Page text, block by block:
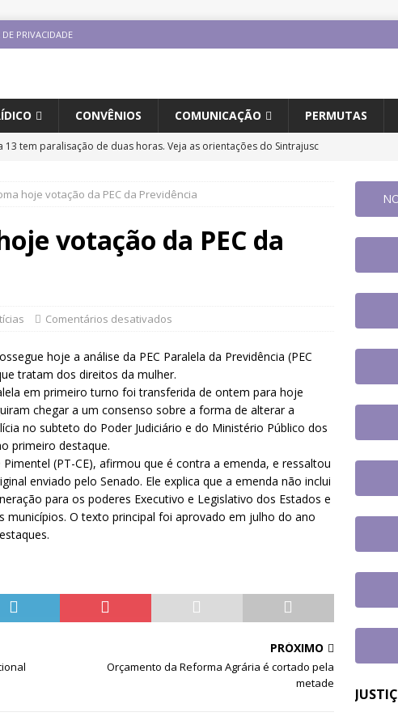
PRIVACIDADE
CONVÊNIOS COMUNICAÇÃO PERMUTAS
13 tem paralisação de duas horas. Veja as orientações do Sintrajusc
participará do 20º Encontro Nacional de Aposentados e
se reúne com a nova coordenadora do Fórum de Carreira do
dos trabalhos
extingue aposentadoria compulsória como punição máxima para
do cargo
DESTAQUES
hoje votação da PEC da Previdência
votação da PEC da
Comentários desativados
hoje a análise da PEC Paralela da Previdência (PEC
tratam dos direitos da mulher.
em primeiro turno foi transferida de ontem para hoje
chegar a um consenso sobre a forma de alterar a
no subteto do Poder Judiciário e do Ministério Público dos
primeiro destaque.
(PT-CE), afirmou que é contra a emenda, e ressaltou
enviado pelo Senado. Ele explica que a emenda não inclui
para os poderes Executivo e Legislativo dos Estados e
municípios. O texto principal foi aprovado em julho do ano
PRÓXIMO
Orçamento da Reforma Agrária é cortado pela
metade